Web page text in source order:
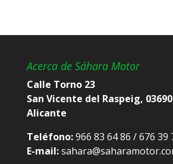
Acerca de Sáhara Motor
Calle Torno 23
San Vicente del Raspeig, 03690
Alicante
Teléfono:966 83 64 86 / 676 39
E-mail: